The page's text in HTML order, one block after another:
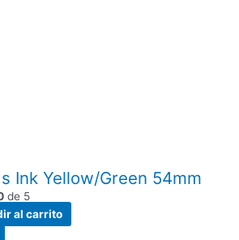
Ink Yellow/Green 54mm
de 5
al carrito